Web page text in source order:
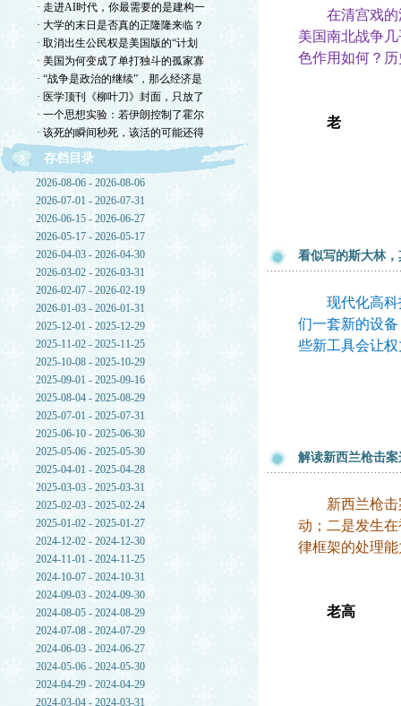
· 走进AI时代，你最需要的是建构一
· 大学的末日是否真的正隆隆来临？
· 取消出生公民权是美国版的“计划
· 美国为何变成了单打独斗的孤家寡
· “战争是政治的继续”，那么经济是
· 医学顶刊《柳叶刀》封面，只放了
· 一个思想实验：若伊朗控制了霍尔
· 该死的瞬间秒死，该活的可能还得
存档目录
2026-08-06 - 2026-08-06
2026-07-01 - 2026-07-31
2026-06-15 - 2026-06-27
2026-05-17 - 2026-05-17
2026-04-03 - 2026-04-30
2026-03-02 - 2026-03-31
2026-02-07 - 2026-02-19
2026-01-03 - 2026-01-31
2025-12-01 - 2025-12-29
2025-11-02 - 2025-11-25
2025-10-08 - 2025-10-29
2025-09-01 - 2025-09-16
2025-08-04 - 2025-08-29
2025-07-01 - 2025-07-31
2025-06-10 - 2025-06-30
2025-05-06 - 2025-05-30
2025-04-01 - 2025-04-28
2025-03-03 - 2025-03-31
2025-02-03 - 2025-02-24
2025-01-02 - 2025-01-27
2024-12-02 - 2024-12-30
2024-11-01 - 2024-11-25
2024-10-07 - 2024-10-31
2024-09-03 - 2024-09-30
2024-08-05 - 2024-08-29
2024-07-08 - 2024-07-29
2024-06-03 - 2024-06-27
2024-05-06 - 2024-05-30
2024-04-29 - 2024-04-29
2024-03-04 - 2024-03-31
在清宫戏的流
美国南北战争
色作用如何？
老
看似写的斯大林
现代化高
们一套新的设
些新工具会让
解读新西兰枪击
新西兰枪击案
动；二是发生
律框架的处理
老高